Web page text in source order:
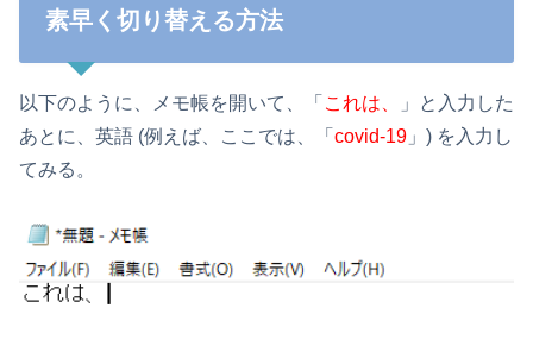
素早く切り替える方法
以下のように、メモ帳を開いて、「 これは、
」と入力した
あとに、英語 (例えば、ここでは、「 covid-19 」) を入力し
てみる。